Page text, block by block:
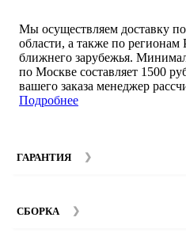
Мы осуществляем доставку
области, а также по регионам
ближнего зарубежья.
по Москве составляет 1500
вашего заказа менеджер
Подробнее
ГАРАНТИЯ
составляет 12 месяцев с
СБОРКА